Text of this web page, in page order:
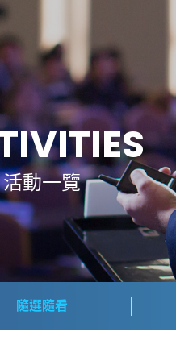
活動一覽
隨選隨看